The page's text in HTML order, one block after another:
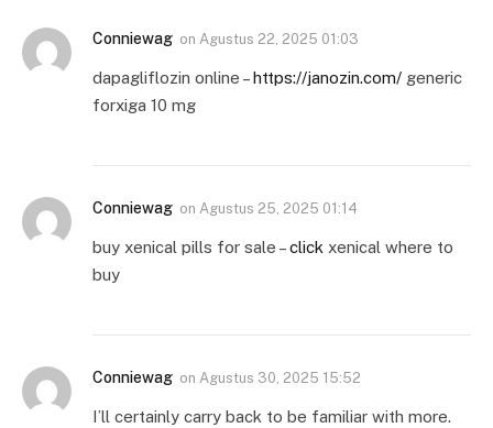
Conniewag on Agustus 22, 2025 01:03
dapagliflozin online –https://janozin.com/ generic
forxiga 10 mg
Conniewag on Agustus 25, 2025 01:14
buy xenical pills for sale –click xenical where to
buy
Conniewag on Agustus 30, 2025 15:52
I’ll certainly carry back to be familiar with more.